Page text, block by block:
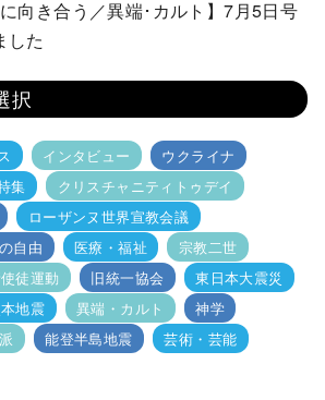
に向き合う／異端･カルト】7月5日号
した
択
インタビュー
ウクライナ
集
クリスチャニティトゥデイ
ローザンヌ世界宣教会議
自由 医療・福祉
宗教二世
徒運動 旧統一協会
東日本大震災
地震 異端・カルト
神学
能登半島地震
芸術・芸能